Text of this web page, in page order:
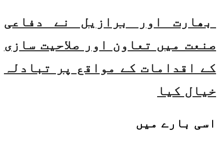
بھارت اور برازیل نے دفاعی
صنعت میں تعاون اور صلاحیت سازی
کے اقدامات کے مواقع پر تبادلہ
خیال کیا
اسی بارے میں